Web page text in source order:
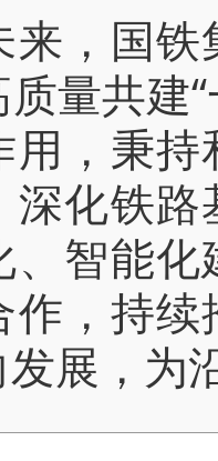
国铁
量共建
用，秉
深化铁
、智能
作，持
展，为